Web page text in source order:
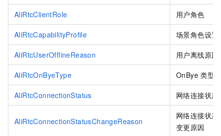
AliRtcClientRole 用户角色
AliRtcCapabilityProfile 场景角色设置
AliRtcUserOfflineReason 用户离线原因
AliRtcOnByeType OnBye 类型
AliRtcConnectionStatus 网络连接状态
AliRtcConnectionStatusChangeReason
网络连接状态
变更原因